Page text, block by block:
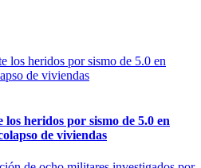
heridos por sismo de 5.0 en
de viviendas